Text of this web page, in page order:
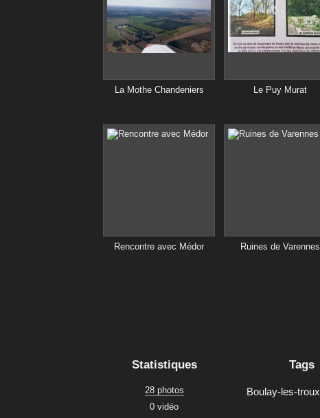
La Mothe Chandeniers Le Puy Murat
Rencontre avec Médor Ruines de Varennes
Statistiques
28 photos
0 vidéo
Tags
Boulay-les-troux